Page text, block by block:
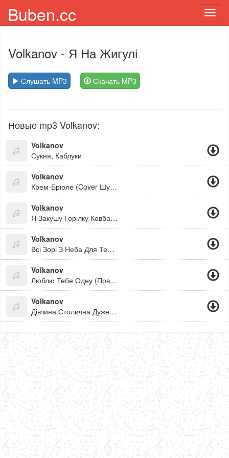
Buben.cc
Volkanov - Я На Жигулі
Слушать MP3 Скачать MP3
Новые mp3 Volkanov:
Volkanov
Сукня, Каблуки
Volkanov
Крем-Брюле (Cover Шугар)
Volkanov
Я Закушу Горілку Ковбасою
Volkanov
Всі Зорі З Неба Для Тебе Моя Неземна
Volkanov
Люблю Тебе Одну (Повна Версія)
Volkanov
Дівчина Столична Дуже Дуже Симпатична